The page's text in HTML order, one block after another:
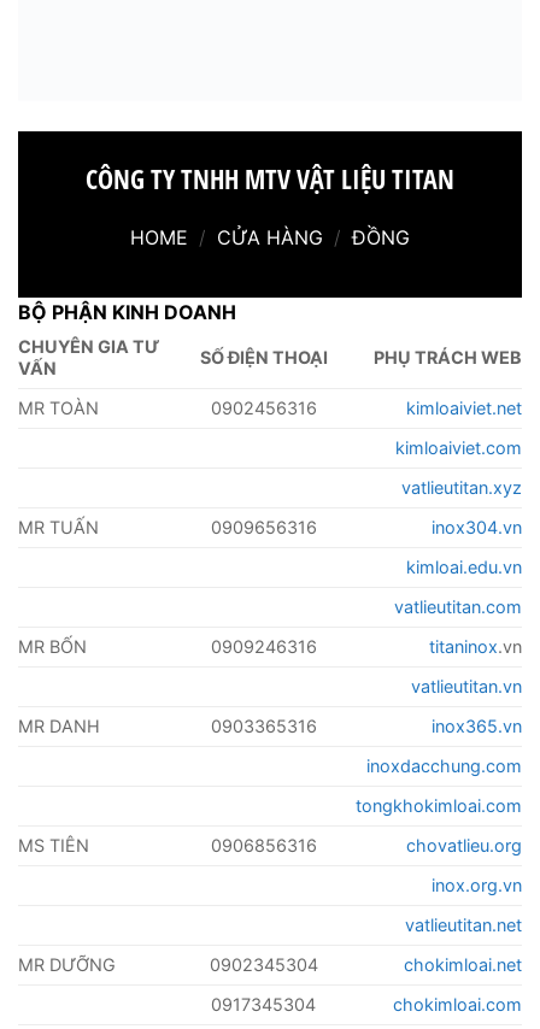
CÔNG TY TNHH MTV VẬT LIỆU TITAN
HOME / CỬA HÀNG / ĐỒNG
BỘ PHẬN KINH DOANH
CHUYÊN GIA TƯ
VẤN
SỐ ĐIỆN THOẠI PHỤ TRÁCH WEB
MR TOÀN 0902456316
kimloaiviet.net
kimloaiviet.com
vatlieutitan.xyz
MR TUẤN
0909656316
inox304.vn
kimloai.edu.vn
vatlieutitan.com
MR BỐN
0909246316 titaninox.vn
vatlieutitan.vn
MR DANH
0903365316
inox365.vn
inoxdacchung.com
tongkhokimloai.com
MS TIÊN
0906856316
chovatlieu.org
inox.org.vn
vatlieutitan.net
MR DƯỠNG
0902345304
chokimloai.net
0917345304
chokimloai.com